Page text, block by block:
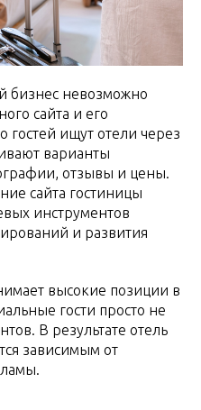
бизнес невозможно
сайта и его
ищут отели через
варианты
отзывы и цены.
сайта гостиницы
инструментов
и развития
высокие позиции в
гости просто не
В результате отель
зависимым от